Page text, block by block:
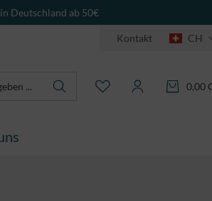
Deutschland ab 50€
Kontakt CH
0,00